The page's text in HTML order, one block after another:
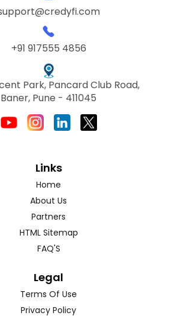
+91 917555 4856
Park, Pancard Club Road,
Baner, Pune - 411045
Links
Home
About Us
Partners
HTML Sitemap
FAQ'S
Legal
Terms Of Use
Privacy Policy